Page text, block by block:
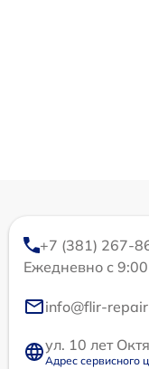
+7 (381) 267-
Ежедневно с
info@flir-
ул. 10 лет
Адрес сервисного